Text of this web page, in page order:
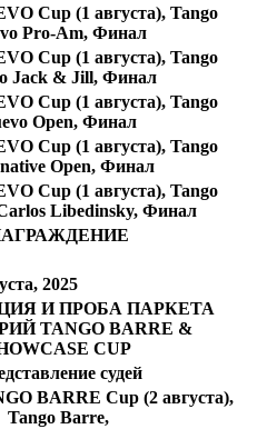
Cup (1 августа), Tango
Pro-Am, Финал
Cup (1 августа), Tango
Jack & Jill, Финал
Cup (1 августа), Tango
Open, Финал
Cup (1 августа), Tango
Open, Финал
Cup (1 августа), Tango
Libedinsky, Финал
2025
И ПРОБА ПАРКЕТА
TANGO BARRE &
CUP
судей
BARRE Cup (2 августа),
Tango Barre,